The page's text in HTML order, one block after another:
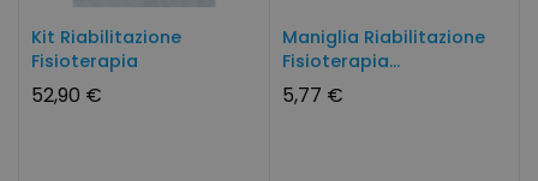
Kit Riabilitazione
Fisioterapia
Imbracatura Collo
52,90 €
Maniglia Riabilitazione
Fisioterapia...
5,77 €